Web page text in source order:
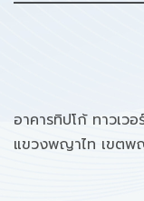
อาคารทิปโก้ ทาวเว
แขวงพญาไท เขตพ